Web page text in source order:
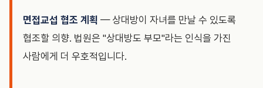
면접교섭 협조 계획 — 상대방이 자녀를 만날 수 있도록
협조할 의향. 법원은 "상대방도 부모"라는 인식을 가진
사람에게 더 우호적입니다.